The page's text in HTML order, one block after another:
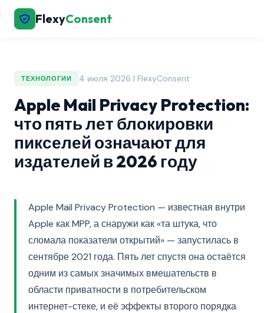
FlexyConsent
ТЕХНОЛОГИИ 4 июля 2026 | FlexyConsent
Apple Mail Privacy Protection:
что пять лет блокировки
пикселей означают для
издателей в 2026 году
Apple Mail Privacy Protection — известная внутри
Apple как MPP, а снаружи как «та штука, что
сломала показатели открытий» — запустилась в
сентябре 2021 года. Пять лет спустя она остаётся
одним из самых значимых вмешательств в
области приватности в потребительском
интернет-стеке, и её эффекты второго порядка